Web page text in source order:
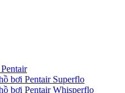
bơi Pentair Superflo
bơi Pentair Whisperflo